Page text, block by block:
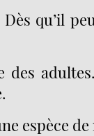
Dès qu’il
des
espèce